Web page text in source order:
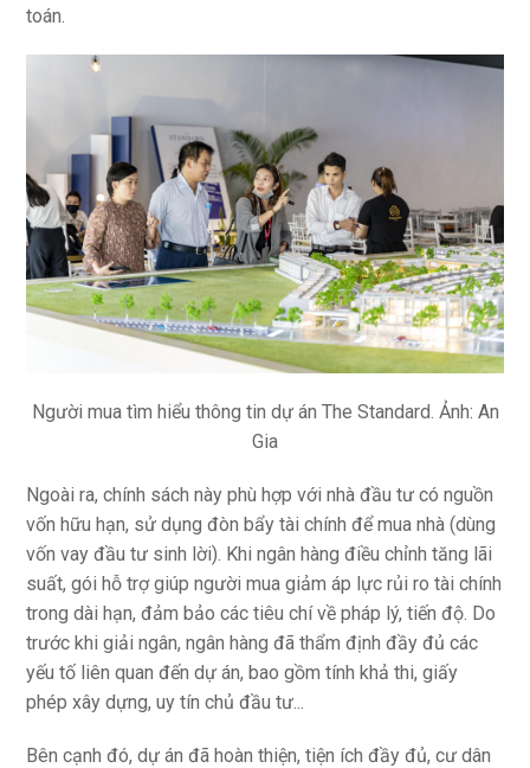
toán.
Người mua tìm hiểu thông tin dự án The Standard. Ảnh: An
Gia
Ngoài ra, chính sách này phù hợp với nhà đầu tư có nguồn
vốn hữu hạn, sử dụng đòn bẩy tài chính để mua nhà (dùng
vốn vay đầu tư sinh lời). Khi ngân hàng điều chỉnh tăng lãi
suất, gói hỗ trợ giúp người mua giảm áp lực rủi ro tài chính
trong dài hạn, đảm bảo các tiêu chí về pháp lý, tiến độ. Do
trước khi giải ngân, ngân hàng đã thẩm định đầy đủ các
yếu tố liên quan đến dự án, bao gồm tính khả thi, giấy
phép xây dựng, uy tín chủ đầu tư...
Bên cạnh đó, dự án đã hoàn thiện, tiện ích đầy đủ, cư dân